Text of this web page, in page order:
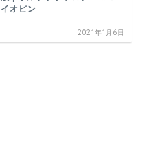
イオピン
2021年1月6日